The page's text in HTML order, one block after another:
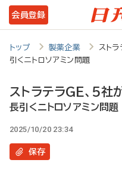
メ
イ
テ
ツ
に
会員登録
トップ 製薬企業
スト
引くニトロソアミン問題
ストラテラGE、5社
長引くニトロソアミン問題
2025/10/20 23:34
保存